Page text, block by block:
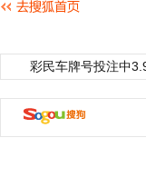
彩民车牌号投注中